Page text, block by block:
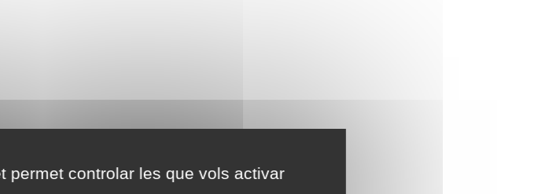
permet controlar les que vols activar